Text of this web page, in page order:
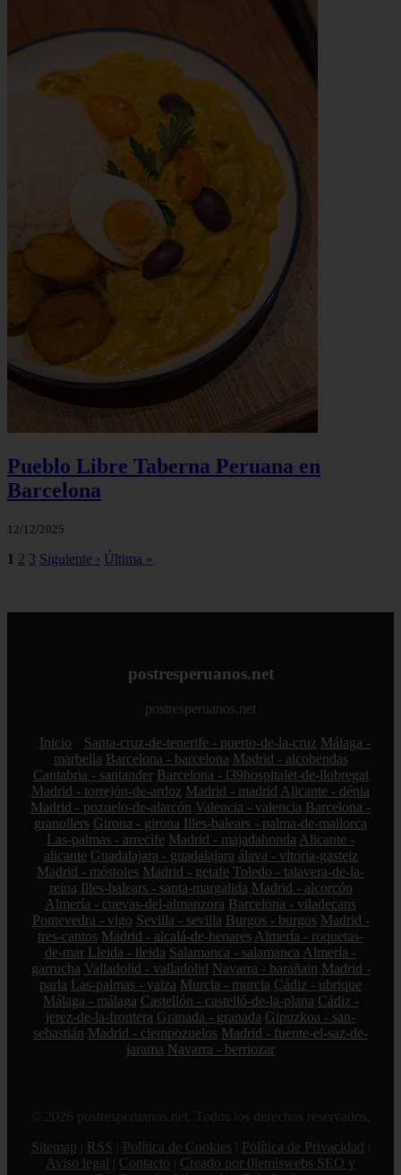
Pueblo Libre Taberna Peruana en
Barcelona
12/12/2025
1 2 3 Siguiente › Última »
postresperuanos.net
postresperuanos.net
Inicio Santa-cruz-de-tenerife - puerto-de-la-cruz Málaga -
marbella Barcelona - barcelona Madrid - alcobendas
Cantabria - santander Barcelona - l39hospitalet-de-llobregat
Madrid - torrejón-de-ardoz Madrid - madrid Alicante - dénia
Madrid - pozuelo-de-alarcón Valencia - valencia Barcelona -
granollers Girona - girona Illes-balears - palma-de-mallorca
Las-palmas - arrecife Madrid - majadahonda Alicante -
alicante Guadalajara - guadalajara álava - vitoria-gasteiz
Madrid - móstoles Madrid - getafe Toledo - talavera-de-la-
reina Illes-balears - santa-margalida Madrid - alcorcón
Almería - cuevas-del-almanzora Barcelona - viladecans
Pontevedra - vigo Sevilla - sevilla Burgos - burgos Madrid -
tres-cantos Madrid - alcalá-de-henares Almería - roquetas-
de-mar Lleida - lleida Salamanca - salamanca Almería -
garrucha Valladolid - valladolid Navarra - barañain Madrid -
parla Las-palmas - yaiza Murcia - murcia Cádiz - ubrique
Málaga - málaga Castellón - castelló-de-la-plana Cádiz -
jerez-de-la-frontera Granada - granada Gipuzkoa - san-
sebastián Madrid - ciempozuelos Madrid - fuente-el-saz-de-
jarama Navarra - berriozar
© 2026 postresperuanos.net. Todos los derechos reservados.
Sitemap
RSS Política de Cookies Política de Privacidad
Aviso legal
Contacto
Creado por 0lemiswebs SEO y